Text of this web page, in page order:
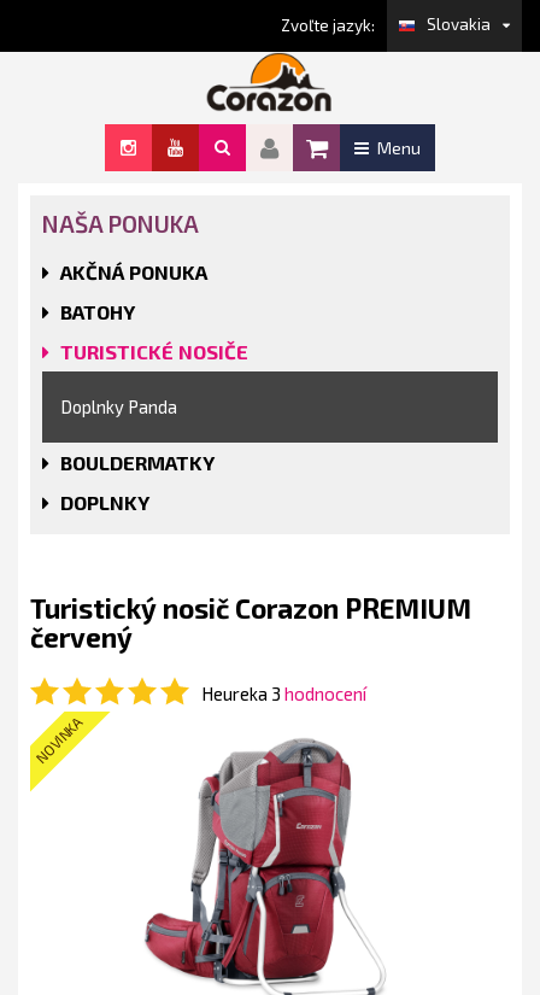
Zvoľte jazyk: Slovakia
Menu
NAŠA PONUKA
AKČNÁ PONUKA
BATOHY
TURISTICKÉ NOSIČE
Doplnky Panda
BOULDERMATKY
DOPLNKY
Turistický nosič Corazon PREMIUM
červený
Heureka 3 hodnocení
NOVINKA